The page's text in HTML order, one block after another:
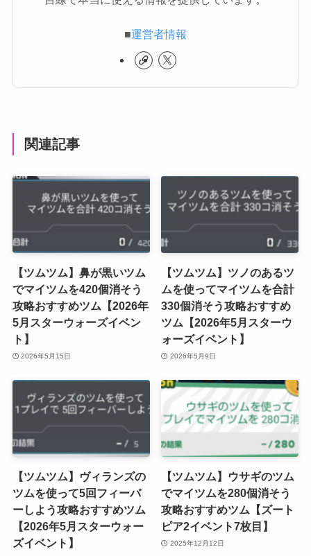
■運営者情報
関連記事
【ツムツム】鼻が黒いツム
でマイツムを420個消そう
攻略おすすめツム【2026年
5月スターウォーズイベン
ト】
2026年5月15日
【ツムツム】ツノのあるツ
ムを使ってマイツムを合計
330個消そう攻略おすすめ
ツム【2026年5月スターウ
ォーズイベント】
2026年5月9日
【ツムツム】ヴィランズの
ツムを使って5回フィーバ
ーしよう攻略おすすめツム
【2026年5月スターウォー
ズイベント】
【ツムツム】ウサギのツム
でマイツムを280個消そう
攻略おすすめツム【ズート
ピア2イベント7枚目】
2025年12月12日